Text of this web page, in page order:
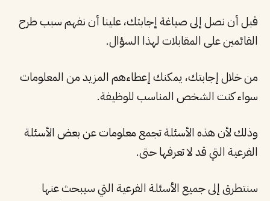
قبل أن نصل إلى صياغة إجابتك، علينا أن نفهم سبب طرح
القائمين على المقابلات لهذا السؤال.
من خلال إجابتك، يمكنك إعطاءهم المزيد من المعلومات
سواء كنت الشخص المناسب للوظيفة.
وذلك لأن هذه الأسئلة تجمع معلومات عن بعض الأسئلة
الفرعية التي قد لا تعرفها حتى.
سنتطرق إلى جميع الأسئلة الفرعية التي سيبحث عنها